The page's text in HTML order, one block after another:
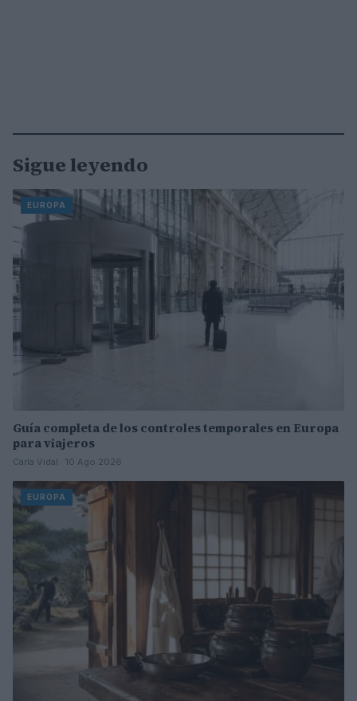
Sigue leyendo
EUROPA
Guía completa de los controles temporales en Europa
para viajeros
Carla Vidal · 10 Ago 2026
EUROPA